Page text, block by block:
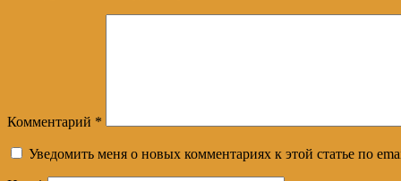
Комментарий *
Уведомить меня о новых комментариях к этой статье по